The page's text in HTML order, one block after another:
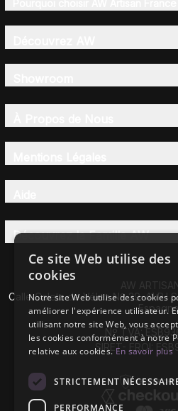
Découvrez la Famille AW
AW
Calle Caleta de Vélez Nº 39-41 P.I
Nº TVA:
SIRET- EROI:
Ce site Web utilise des
cookies
Notre site Web utilise des cookies
améliorer l'expérience utilisateur.
utilisant notre site Web, vous
les cookies conformément à notre
relative aux cookies.En savoir plus
STRICTEMENT
PERFORMANCE